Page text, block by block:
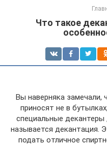
Что такое
Вы наверняка замечали,
приносят не в
специальные
называется декантация.
подать отличное